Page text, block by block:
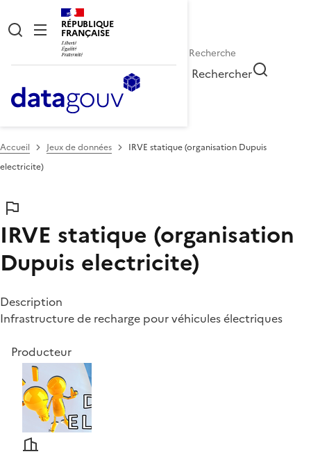
RÉPUBLIQUE
FRANÇAISE
Rechercher
Accueil Jeux de données
IRVE statique (organisation Dupuis
electricite)
IRVE statique (organisation
Dupuis electricite)
Description
Infrastructure de recharge pour véhicules électriques
Producteur